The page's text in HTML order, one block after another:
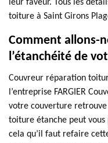
leur faveur. Tous les
toiture à Saint Girons
Comment allons-
l’étanchéité de
Couvreur réparation
l’entreprise FARGIER
votre couverture retrouve
toiture étanche peut vous
cela qu’il faut refaire